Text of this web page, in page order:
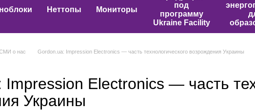
Неттопы Мониторы
под
программу
Ukraine Facility
о нас Gordon.ua: Impression Electronics — часть технологического возрождения Украины
Electronics — часть
Украины